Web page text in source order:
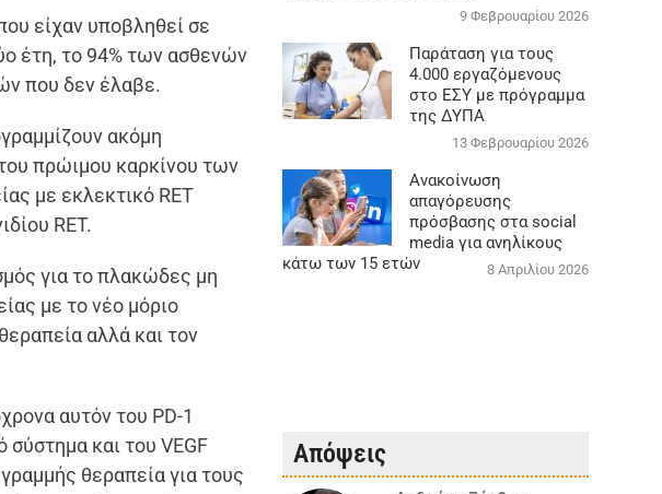
είχαν υποβληθεί σε
έτη, το 94% των ασθενών
που δεν έλαβε.
ακόμη
πρώιμου καρκίνου των
με εκλεκτικό RET
RET.
για το πλακώδες μη
με το νέο μόριο
αλλά και τον
αυτόν του PD-1
και του VEGF
θεραπεία για τους
9 Φεβρουαρίου 2026
Παράταση για τους
4.000 εργαζόμενους
στο ΕΣΥ με πρόγραμμα
της ΔΥΠΑ
13 Φεβρουαρίου 2026
Ανακοίνωση
απαγόρευσης
πρόσβασης στα social
media για ανηλίκους
κάτω των 15 ετών
8 Απριλίου 2026
Απόψεις